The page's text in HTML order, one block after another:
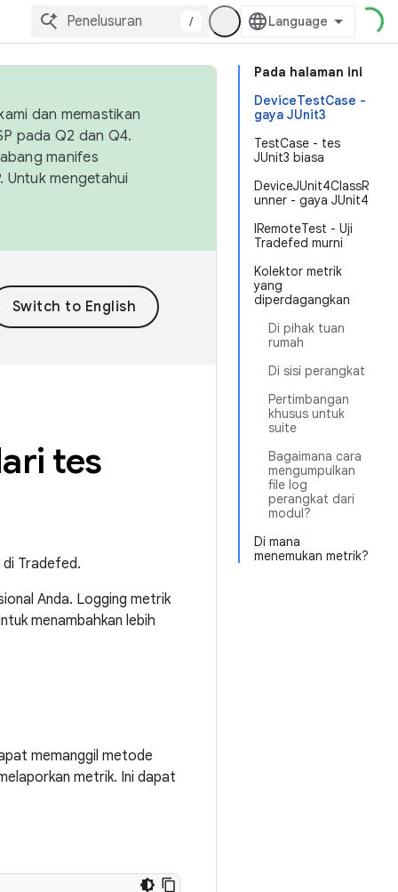
/
Pada halaman ini
DeviceTestCase -
gaya JUnit3
TestCase - tes
JUnit3 biasa
DeviceJUnit4ClassR
unner - gaya JUnit4
IRemoteTest - Uji
Tradefed murni
Kolektor metrik
yang
diperdagangkan
Di pihak tuan
rumah
Di sisi perangkat
Pertimbangan
khusus untuk
suite
Bagaimana cara
mengumpulkan
file log
perangkat dari
modul?
Di mana
menemukan metrik?
dan memastikan
pada Q2 dan Q4.
manifes
Untuk mengetahui
tes
di Tradefed.
Anda. Logging metrik
menambahkan lebih
memanggil metode
metrik. Ini dapat